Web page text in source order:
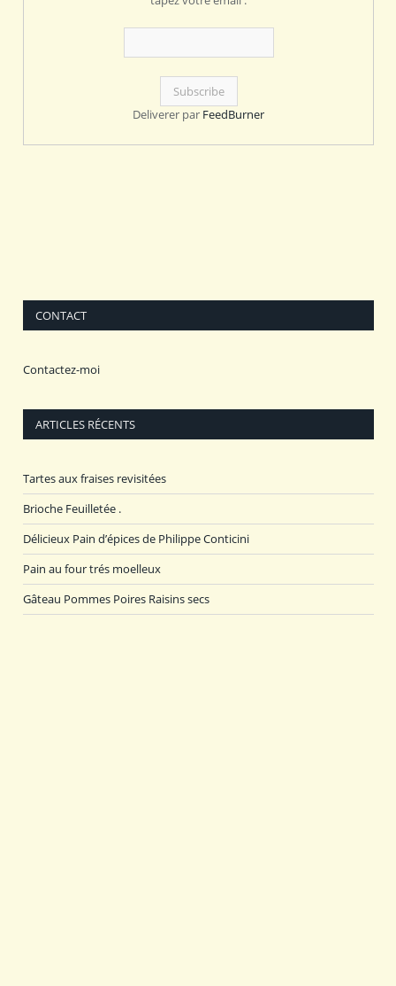
Deliverer par FeedBurner
CONTACT
Contactez-moi
ARTICLES RÉCENTS
Tartes aux fraises revisitées
Brioche Feuilletée .
Délicieux Pain d’épices de Philippe Conticini
Pain au four trés moelleux
Gâteau Pommes Poires Raisins secs